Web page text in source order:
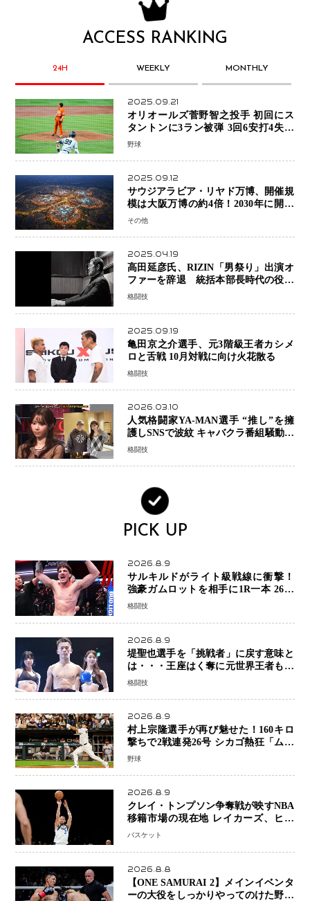
ACCESS RANKING
24H WEEKLY MONTHLY
2025.09.21
オリオールズ菅野智之投手 初回にス
タントンに3ラン被弾 3回6安打4失点
で降板
野球
2025.09.12
サウジアラビア・リヤド万博、開催規
模は大阪万博の約4倍！2030年に開幕
予定
その他
2025.04.19
高田延彦氏、RIZIN「男祭り」出演オ
ファーを辞退 統括本部長時代の役目
「すでに終えています」と明言
格闘技
2025.09.19
亀田京之介選手、元3階級王者カシメ
格闘技
2026.03.10
人気格闘家YA-MAN選手 “推し”を擁
護しSNSで波紋 キャバクラ番組騒動に
参戦…結果的にPR効果も？
格闘技
PICK UP
2026.8.9
サルキルドがライト級戦線に衝撃！
強豪ガムロットを相手に1R一本 26歳
の豪州の新星が「トップ戦線」へ名乗
格闘技
2026.8.9
堤聖也選手を「挑戦者」に戻す意味と
は・・・王座はく奪に元世界王者も疑
問符 見たいのは井上拓真選手、那須
格闘技
2026.8.9
村上宗隆選手が再び魅せた！160キロ
撃ちで2戦連発26号 シカゴ熱狂「ムネ
はスターだ」米ファンの人気も急上昇
野球
2026.8.9
クレイ・トンプソン争奪戦が映すNBA
移籍市場の現在地 レイカーズ、ヒー
トが注目する36歳の名シューターをマ
バスケット
2026.8.8
【ONE SAMURAI 2】メインイベンタ
ーの大役をしっかりやってのけた野杁